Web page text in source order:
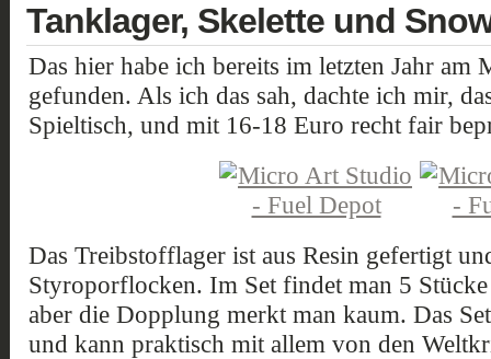
Tanklager, Skelette und
Das hier habe ich bereits im letzten Jahr am
gefunden. Als ich das sah, dachte ich mir,
Spieltisch, und mit 16-18 Euro recht fair
Das Treibstofflager ist aus Resin gefertigt
Styroporflocken. Im Set findet man 5
aber die Dopplung merkt man kaum. Das
und kann praktisch mit allem von den